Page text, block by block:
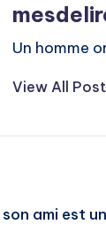
Un homme
View All
ami est